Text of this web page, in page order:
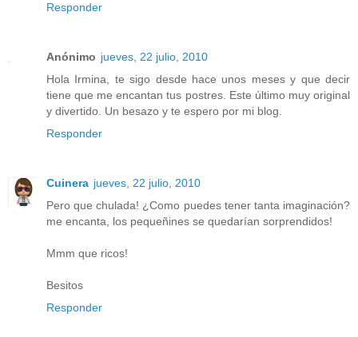
Responder
Anónimo jueves, 22 julio, 2010
Hola Irmina, te sigo desde hace unos meses y que decir
tiene que me encantan tus postres. Este último muy original
y divertido. Un besazo y te espero por mi blog.
Responder
Cuinera jueves, 22 julio, 2010
Pero que chulada! ¿Como puedes tener tanta imaginación?
me encanta, los pequeñines se quedarían sorprendidos!
Mmm que ricos!
Besitos
Responder